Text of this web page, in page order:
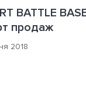
BATTLE
продаж
2018